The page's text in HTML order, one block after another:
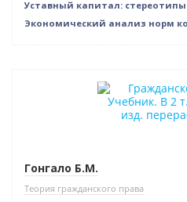
Уставный капитал:
Экономический анализ норм
Нет в наличии
Гонгало Б.М.
Теория гражданского права